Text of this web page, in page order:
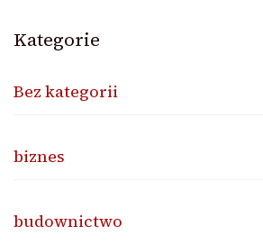
Kategorie
Bez kategorii
biznes
budownictwo